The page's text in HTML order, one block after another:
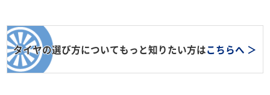
タイヤの選び方についてもっと知りたい方はこちらへ ＞